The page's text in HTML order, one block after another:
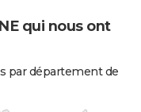
qui nous ont
par département de